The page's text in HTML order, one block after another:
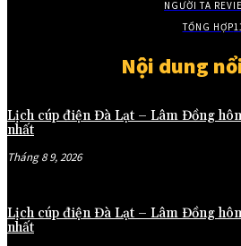
NGƯỜI TA
TỔNG HỢP
Nội dung
Lịch cúp điện Đà Lạt – Lâm Đồng
nhất
Tháng 8 9, 2026
Lịch cúp điện Đà Lạt – Lâm Đồng
nhất